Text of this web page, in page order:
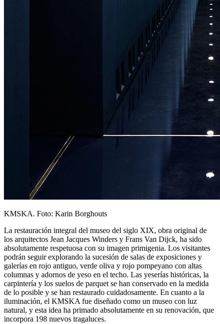
KMSKA. Foto: Karin Borghouts
La restauración integral del museo del siglo XIX, obra original de
los arquitectos Jean Jacques Winders y Frans Van Dijck, ha sido
absolutamente respetuosa con su imagen primigenia. Los visitantes
podrán seguir explorando la sucesión de salas de exposiciones y
galerías en rojo antiguo, verde oliva y rojo pompeyano con altas
columnas y adornos de yeso en el techo. Las yeserías históricas, la
carpintería y los suelos de parquet se han conservado en la medida
de lo posible y se han restaurado cuidadosamente. En cuanto a la
iluminación, el KMSKA fue diseñado como un museo con luz
natural, y esta idea ha primado absolutamente en su renovación, que
incorpora 198 nuevos tragaluces.